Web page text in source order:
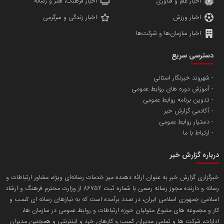
پایگاه اطلاع رسانی اعتلای نهادهای مردمی
تامین آهن اسفنجی تولیدکنندگان فولاد در کشور
تریبون
انتشار گسترده محتوا در رسانه گزارش خبر
مسعودصادقی
اخبار ورزش
اخبار زندگی و سرگرمی
اخبار سازمان‌ها و شرکت‌ها
دسترسی سریع
شهروند خبرنگار استانی
آموزش دوره های روابط عمومی
تدوین برنامه روابط عمومی
آکادمی گزارش خبر
دستیار روابط عمومی
ارتباط با ما
درباره گزارش خبر
خبرگزاری گزارش خبر به عنوان ارائه دهنده میز خدمات رسانه‌ای ویژه، مشاور ارتباطات و
رسانه و دارنده مجوز رسانه رسمی با شماره ثبت 86752 از وزارت محترم فرهنگ و ارشاد
اسلامی جمهوری اسلامی ایران، در صدد برآمده است که به نیازهای رسانه ای کسب و
کار و مجموعه های متبوع متولیان حوزه ارتباطات و روابط عمومی در سازمان ها،
ادارات، شرکت ها و تمامی مدیران کسب و کارهای خرد و اینترنتی و همچنین مدیران